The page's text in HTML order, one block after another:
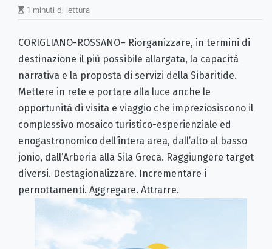
1 minuti di lettura
CORIGLIANO-ROSSANO– Riorganizzare, in termini di
destinazione il più possibile allargata, la capacità
narrativa e la proposta di servizi della Sibaritide.
Mettere in rete e portare alla luce anche le
opportunità di visita e viaggio che impreziosiscono il
complessivo mosaico turistico-esperienziale ed
enogastronomico dell’intera area, dall’alto al basso
jonio, dall’Arberia alla Sila Greca. Raggiungere target
diversi. Destagionalizzare. Incrementare i
pernottamenti. Aggregare. Attrarre.